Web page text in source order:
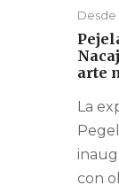
Desde
arte
La
con